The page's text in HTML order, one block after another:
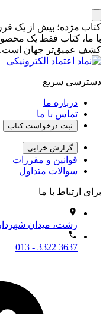
کتاب مژده؛ بیش از یک
با ما، کتاب فقط یک
کشف عمیق‌تر جهان است.
دسترسی سریع
درباره ما
تماس با ما
ثبت درخواست کتاب
گزارش خرابی
قوانین و مقررات
سوالات متداول
برای ارتباط با ما
رشت، میدان
013 - 3322 3637